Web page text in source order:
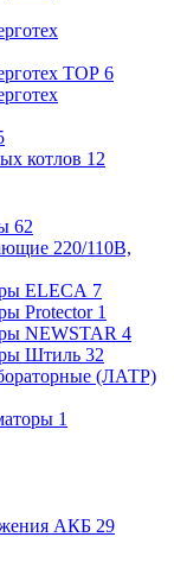
TOP 6
котлов 12
62
220/110В,
ELECA 7
Protector 1
NEWSTAR 4
Штиль 32
(ЛАТР)
1
АКБ 29